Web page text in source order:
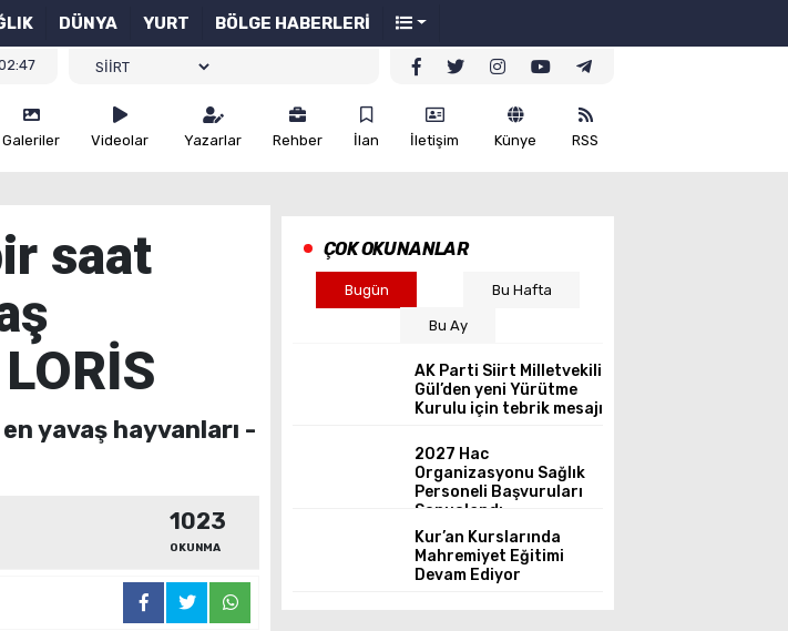
DÜNYA YURT BÖLGE HABERLERİ
Galeriler Videolar Yazarlar Rehber İlan İletişim Künye RSS
saat
yavaş hayvanları -
1023
OKUNMA
ÇOK OKUNANLAR
Bugün Bu Hafta
Bu Ay
AK Parti Siirt Milletvekili
Gül’den yeni Yürütme
Kurulu için tebrik mesajı
2027 Hac
Organizasyonu Sağlık
Personeli Başvuruları
Sonuçlandı
Kur’an Kurslarında
Mahremiyet Eğitimi
Devam Ediyor